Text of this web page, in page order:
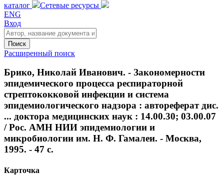
каталог
Сетевые ресурсы
ENG
Вход
Поиск
Расширенный поиск
Брико, Николай Иванович. - Закономерности
эпидемического процесса респираторной
стрептококковой инфекции и система
эпидемиологического надзора : автореферат дис.
... доктора медицинских наук : 14.00.30; 03.00.07
/ Рос. АМН НИИ эпидемиологии и
микробиологии им. Н. Ф. Гамалеи. - Москва,
1995. - 47 с.
Карточка